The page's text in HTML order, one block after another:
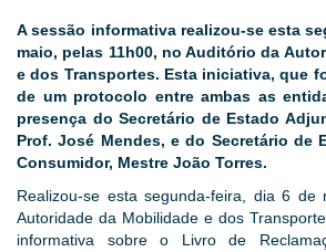
A sessão informativa realizou-se esta
maio, pelas 11h00, no Auditório da
e dos Transportes. Esta iniciativa, que
de um protocolo entre ambas as
presença do Secretário de Estado
Prof. José Mendes, e do Secretário de
Consumidor, Mestre João Torres.
Realizou-se esta segunda-feira, dia 6 de
Autoridade da Mobilidade e dos
informativa sobre o Livro de